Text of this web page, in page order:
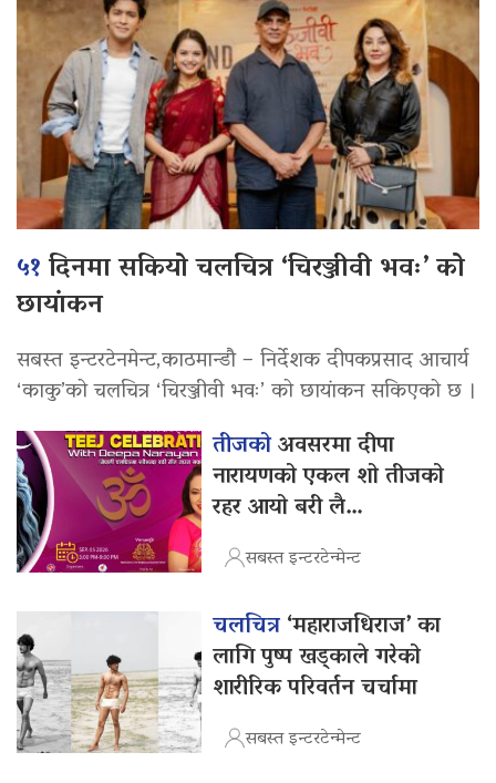
५१दिनमा सकियो चलचित्र ‘चिरञ्जीवी भवः’ को
छायांकन
सबस्त इन्टरटेनमेन्ट,काठमान्डौ – निर्देशक दीपकप्रसाद आचार्य
‘काकु’को चलचित्र ‘चिरञ्जीवी भवः’ को छायांकन सकिएको छ ।
तीजकोअवसरमा दीपा
नारायणको एकल शो तीजको
रहर आयो बरी लै…
सबस्त इन्टरटेन्मेन्ट
चलचित्र‘महाराजधिराज’ का
लागि पुष्प खड्काले गरेको
शारीरिक परिवर्तन चर्चामा
सबस्त इन्टरटेन्मेन्ट